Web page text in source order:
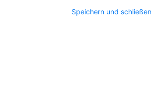
Speichern und schließen